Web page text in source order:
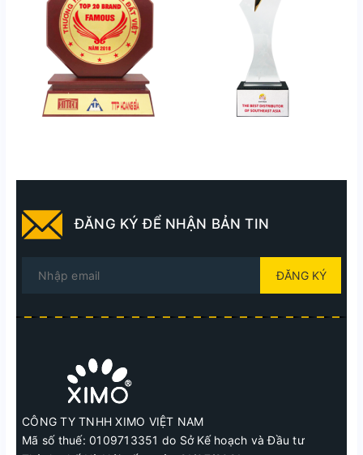
ĐĂNG KÝ ĐỂ NHẬN BẢN TIN
ĐĂNG KÝ
CÔNG TY TNHH XIMO VIỆT NAM
Mã số thuế: 0109713351 do Sở Kế hoạch và Đầu tư